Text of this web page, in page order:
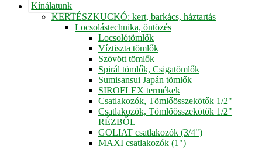
Kínálatunk
KERTÉSZKUCKÓ: kert, barkács, háztartás
Locsolástechnika, öntözés
Locsolótömlők
Víztiszta tömlők
Szövött tömlők
Spirál tömlők, Csigatömlők
Sumisansui Japán tömlők
SIROFLEX termékek
Csatlakozók, Tömlőösszekötők 1/2"
Csatlakozók, Tömlőösszekötők 1/2"
RÉZBŐL
GOLIAT csatlakozók (3/4")
MAXI csatlakozók (1")